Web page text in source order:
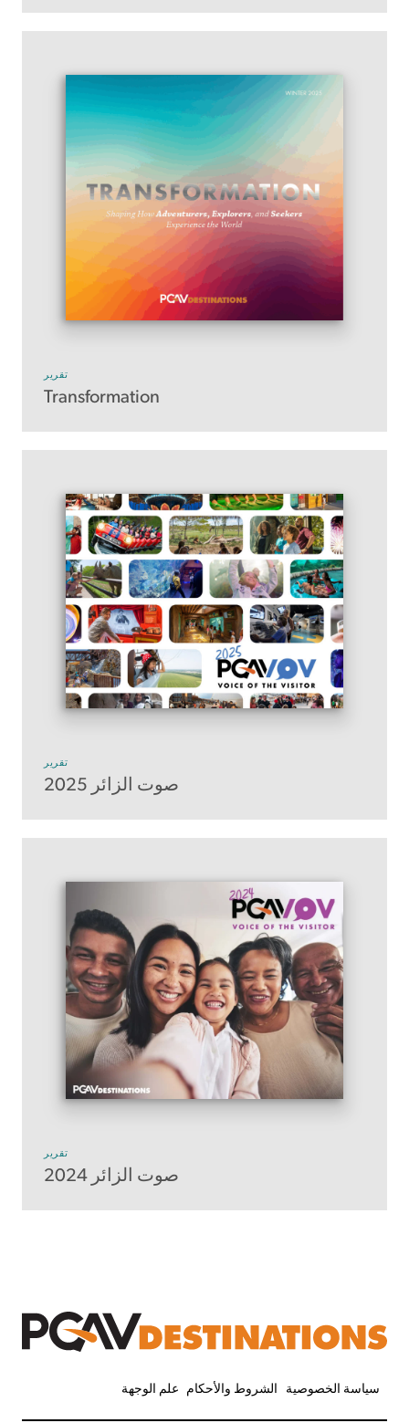
تقرير
Transformation
تقرير
صوت الزائر 2025
تقرير
صوت الزائر 2024
سياسة الخصوصية الشروط والأحكام علم الوجهة